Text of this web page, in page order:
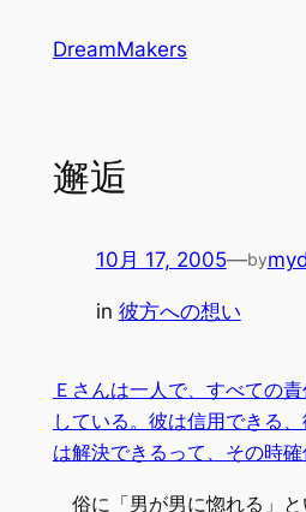
DreamMakers
邂逅
10月 17, 2005—by
in 彼方への想い
Ｅさんは一人で、すべての
している。彼は信用できる
は解決できるって、その時確
俗に「男が男に惚れる」と